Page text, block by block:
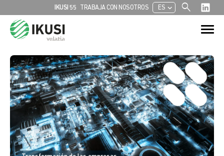
IKUSI 55 TRABAJA CON NOSOTROS ESchevron_left search
Buscar:
Botón de